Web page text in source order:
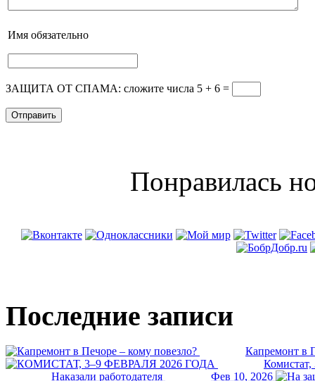
Имя обязательно
ЗАЩИТА ОТ СПАМА: сложите числа 5 + 6 =
Понравилась
Последние записи
Капремонт в
Комистат,
Наказали работодателя
Фев 10, 2026